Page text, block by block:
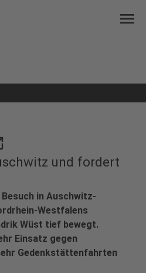
menu
und fordert
in Auschwitz-
Westfalens
Wüst tief bewegt.
Einsatz gegen
Gedenkstättenfahrten